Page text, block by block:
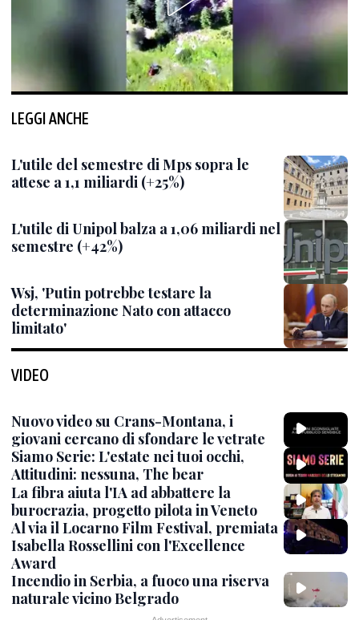
LEGGI ANCHE
L'utile del semestre di Mps sopra le
attese a 1,1 miliardi (+25%)
L'utile di Unipol balza a 1,06 miliardi nel
semestre (+42%)
Wsj, 'Putin potrebbe testare la
determinazione Nato con attacco
limitato'
VIDEO
Nuovo video su Crans-Montana, i
giovani cercano di sfondare le vetrate
Siamo Serie: L'estate nei tuoi occhi,
Attitudini: nessuna, The bear
La fibra aiuta l'IA ad abbattere la
burocrazia, progetto pilota in Veneto
Al via il Locarno Film Festival, premiata
Isabella Rossellini con l'Excellence
Award
Incendio in Serbia, a fuoco una riserva
naturale vicino Belgrado